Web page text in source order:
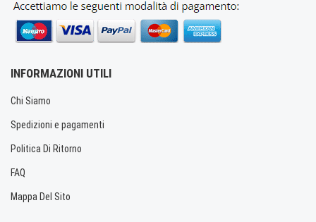
INFORMAZIONI UTILI
Chi Siamo
Spedizioni e pagamenti
Politica Di Ritorno
FAQ
Mappa Del Sito